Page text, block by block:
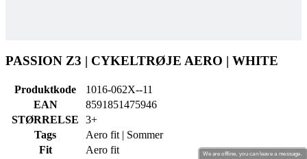
PASSION Z3 | CYKELTRØJE AERO | WHITE
Produktkode
1016-062X--11
EAN
8591851475946
STØRRELSE
3+
Tags
Aero fit | Sommer
Fit
Aero fit
We are offline, you can leave a message.